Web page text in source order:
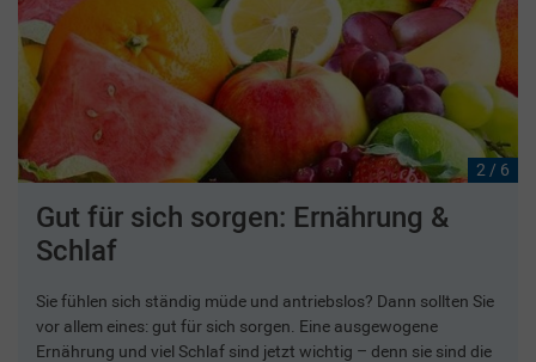
2 / 6
Gut für sich sorgen: Ernährung &
Schlaf
Sie fühlen sich ständig müde und antriebslos? Dann sollten Sie
vor allem eines: gut für sich sorgen. Eine ausgewogene
Ernährung und viel Schlaf sind jetzt wichtig – denn sie sind die